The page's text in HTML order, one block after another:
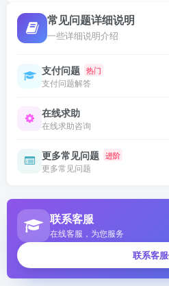
常见问题详细说明
一些详细说明介绍
支付问题 热门
支付问题解答
在线求助
在线求助咨询
更多常见问题 进阶
更多常见问题
联系客服
在线客服，为您服务
联系客服